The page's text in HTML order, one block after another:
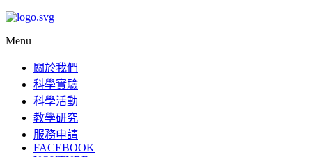
Menu
關於我們
科學實驗
科學活動
教學研究
服務申請
FACEBOOK